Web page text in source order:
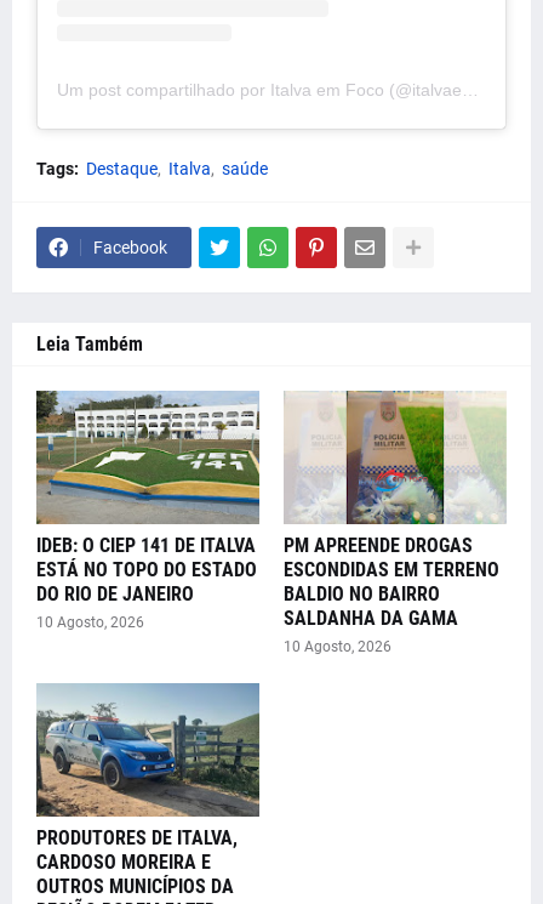
Um post compartilhado por Italva em Foco (@italvaemfoco)
Tags: Destaque Italva saúde
Facebook
Leia Também
IDEB: O CIEP 141 DE ITALVA
ESTÁ NO TOPO DO ESTADO
DO RIO DE JANEIRO
10 Agosto, 2026
PM APREENDE DROGAS
ESCONDIDAS EM TERRENO
BALDIO NO BAIRRO
SALDANHA DA GAMA
10 Agosto, 2026
PRODUTORES DE ITALVA,
CARDOSO MOREIRA E
OUTROS MUNICÍPIOS DA